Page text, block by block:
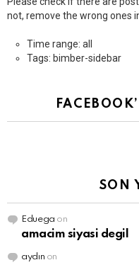
not, remove the wrong ones
Time range: all
Tags: bimber-sidebar
SON
Eduega on
amacim siyasi degil
aydın on